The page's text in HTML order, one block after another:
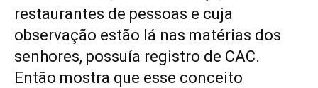
restaurantes de pessoas e cuja
observação estão lá nas matérias dos
senhores, possuía registro de CAC.
Então mostra que esse conceito